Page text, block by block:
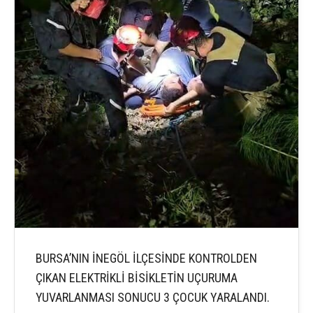
BURSA’NIN İNEGÖL İLÇESİNDE KONTROLDEN
ÇIKAN ELEKTRİKLİ BİSİKLETİN UÇURUMA
YUVARLANMASI SONUCU 3 ÇOCUK YARALANDI.